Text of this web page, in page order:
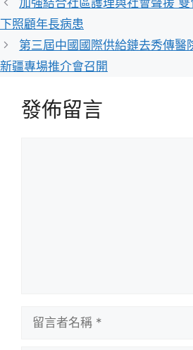
下照顧年長病患
第三屆中國國際供給鏈去秀傳醫
新疆專場推介會召開
發佈留言